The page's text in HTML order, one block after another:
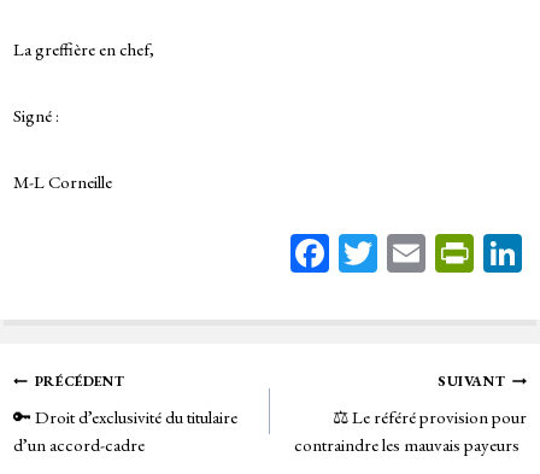
La greffière en chef,
Signé :
M-L Corneille
Fa
bo
T
tt
E
ail
Pr
tF
rie
n
dl
Navigation
de
PRÉCÉDENT
🔑 Droit d’exclusivité du titulaire
d’un accord-cadre
SUIVANT
⚖️ Le référé provision pour
contraindre les mauvais payeurs